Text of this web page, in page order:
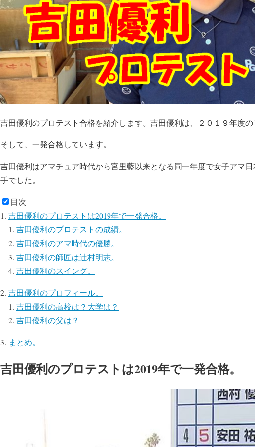
吉田優利のプロテスト合格を紹介します。吉田優利は、２０１９年度の
そして、一発合格しています。
吉田優利はアマチュア時代から宮里藍以来となる同一年度で女子アマ
手でした。
目次
吉田優利のプロテストは2019年で一発合格。
吉田優利のプロテストの成績。
吉田優利のアマ時代の優勝。
吉田優利の師匠は辻村明志。
吉田優利のスイング。
吉田優利のプロフィール。
吉田優利の高校は？大学は？
吉田優利の父は？
まとめ。
吉田優利のプロテストは2019年で一発合格。